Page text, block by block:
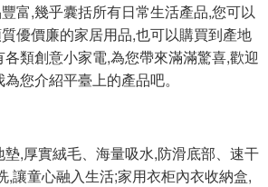
,幾乎囊括所有日常生活產品,您可以
優價廉的家居用品,也可以購買到產地
類創意小家電,為您帶來滿滿驚喜,歡迎
您介紹平臺上的產品吧。
,厚實絨毛、海量吸水,防滑底部、速干
,讓童心融入生活;家用衣柜內衣收納盒,